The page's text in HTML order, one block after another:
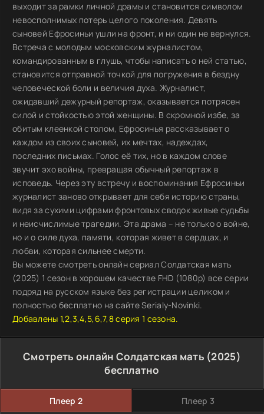
выходит за рамки личной драмы и становится символом
невосполнимых потерь целого поколения. Девять
сыновей Ефросиньи ушли на фронт, и ни один не вернулся.
Встреча с молодым московским журналистом,
командированным в глушь, чтобы написать о ней статью,
становится отправной точкой для погружения в бездну
человеческой боли и величия духа. Журналист,
ожидавший дежурный репортаж, оказывается потрясен
силой и стойкостью этой женщины. В скромной избе, за
обитым клеенкой столом, Ефросинья рассказывает о
каждом из своих сыновей, их мечтах, надеждах,
последних письмах. Голос её тих, но в каждом слове
звучит эхо войны, превращая обычный репортаж в
исповедь. Через эту встречу и воспоминания Ефросиньи
журналист заново открывает для себя историю страны,
видя за сухими цифрами фронтовых сводок живые судьбы
и неисчислимые трагедии. Эта драма – не только о войне,
но и о силе духа, памяти, которая живет в сердцах, и
любви, которая сильнее смерти.
Вы можете смотреть онлайн сериал Солдатская мать
(2025) 1 сезон в хорошем качестве FHD (1080p) все серии
подряд на русском языке без регистрации целиком и
полностью бесплатно на сайте Serialy-Novinki.
Добавлены 1,2,3,4,5,6,7,8 серия 1 сезона.
Смотреть онлайн Солдатская мать (2025)
бесплатно
Плеер 2 Плеер 3